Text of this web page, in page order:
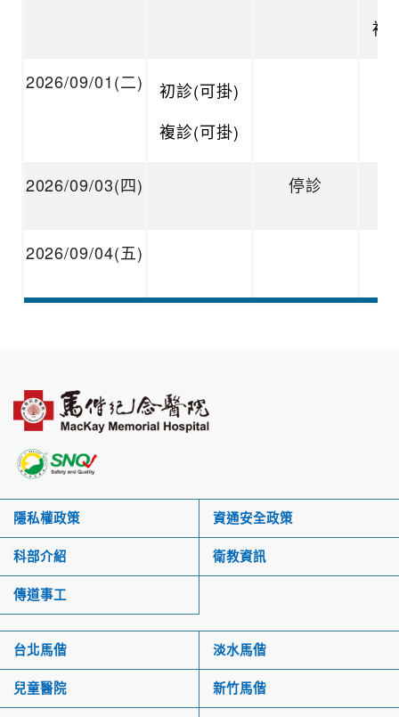
複
2026/09/01(二)
初診(可掛)
複診(可掛)
2026/09/03(四) 停診
2026/09/04(五)
隱私權政策 資通安全政策
科部介紹 衛教資訊
傳道事工
台北馬偕 淡水馬偕
兒童醫院 新竹馬偕